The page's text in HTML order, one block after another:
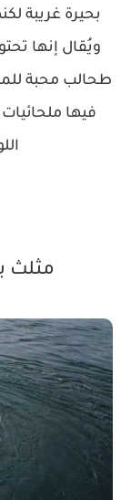
بحيرة غريبة
ويُقال إنها
طحالب محبة
فيها
مثلث